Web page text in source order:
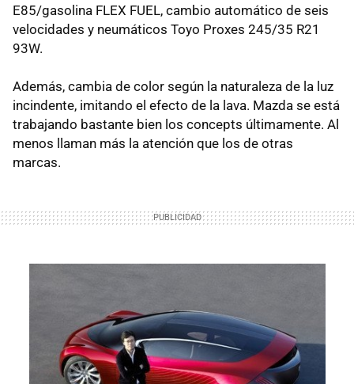
E85/gasolina FLEX FUEL, cambio automático de seis
velocidades y neumáticos Toyo Proxes 245/35 R21
93W.
Además, cambia de color según la naturaleza de la luz
incindente, imitando el efecto de la lava. Mazda se está
trabajando bastante bien los concepts últimamente. Al
menos llaman más la atención que los de otras
marcas.